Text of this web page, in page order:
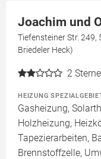
Joachim und
Tiefensteiner Str.
Briedeler Heck)
2
HEIZUNG
Gasheizung,
Holzheizung,
Tapezierarbeiten,
Brennstoffzelle,